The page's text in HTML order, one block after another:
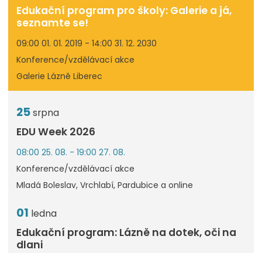
Edukační program pro školy: Galerie a já,
seznamte se!
09:00 01. 01. 2019 - 14:00 31. 12. 2030
Konference/vzdělávací akce
Galerie Lázně Liberec
25srpna
EDU Week 2026
08:00 25. 08. - 19:00 27. 08.
Konference/vzdělávací akce
Mladá Boleslav, Vrchlabí, Pardubice a online
01 ledna
Edukační program: Lázně na dotek, oči na
dlani